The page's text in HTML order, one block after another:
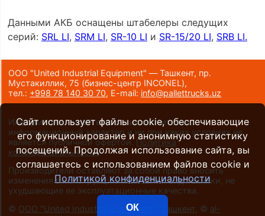
Данными АКБ оснащены штабелеры следущих
серий: SRL LI, SRM LI, SR-10 LI и SR-15/20 LI, SRB LI.
ООО "United Industrial Equipment" — Ташкент, пр.
Мустакиллик, 75 (бизнес-центр INCONEL),
тел.: +998 78 140 30 70, E-mail: info@pallettrucks.uz
Информация на сайте носит исключительно
информационный характер и ни при каких условиях не
является публичной офертой. Политика
конфиденциальности.
Производители оставляют за собой право вносить
изменения в конструкцию и внешний вид техники, не
ухудшающие ее эксплуатационные качества.
© ООО "United Industrial Equipment", Ташкент, © al-
Сайт использует файлы cookie, обеспечивающие
его функционирование и анонимную статистику
посещений. Продолжая использование сайта, вы
соглашаетесь с использованием файлов cookie и
Политикой конфиденциальности
ОК